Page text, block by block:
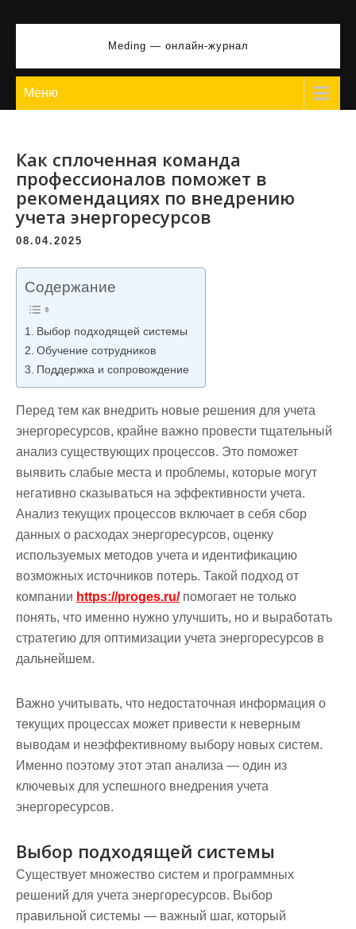
Meding — онлайн-журнал
Меню
Как сплоченная команда
профессионалов поможет в
рекомендациях по внедрению
учета энергоресурсов
08.04.2025
Содержание
Выбор подходящей системы
Обучение сотрудников
Поддержка и сопровождение
Перед тем как внедрить новые решения для учета
энергоресурсов, крайне важно провести тщательный
анализ существующих процессов. Это поможет
выявить слабые места и проблемы, которые могут
негативно сказываться на эффективности учета.
Анализ текущих процессов включает в себя сбор
данных о расходах энергоресурсов, оценку
используемых методов учета и идентификацию
возможных источников потерь. Такой подход от
компании https://proges.ru/помогает не только
понять, что именно нужно улучшить, но и выработать
стратегию для оптимизации учета энергоресурсов в
дальнейшем.
Важно учитывать, что недостаточная информация о
текущих процессах может привести к неверным
выводам и неэффективному выбору новых систем.
Именно поэтому этот этап анализа — один из
ключевых для успешного внедрения учета
энергоресурсов.
Выбор подходящей системы
Существует множество систем и программных
решений для учета энергоресурсов. Выбор
правильной системы — важный шаг, который